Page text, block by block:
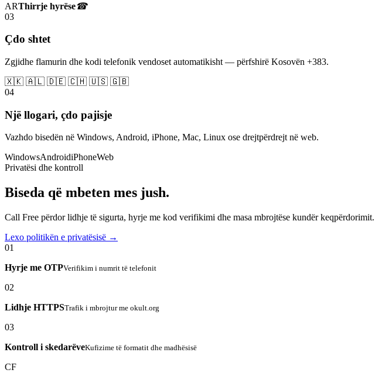
ARThirrje hyrëse☎
03
Çdo shtet
Zgjidhe flamurin dhe kodi telefonik vendoset automatikisht — përfshirë Kosovën +383.
🇽🇰 🇦🇱 🇩🇪 🇨🇭 🇺🇸 🇬🇧
04
Një llogari, çdo pajisje
Vazhdo bisedën në Windows, Android, iPhone, Mac, Linux ose drejtpërdrejt në web.
WindowsAndroidiPhoneWeb
Privatësi dhe kontroll
Biseda që mbeten mes jush.
Call Free përdor lidhje të sigurta, hyrje me kod verifikimi dhe masa mbrojtëse kundër keqpërdorimit.
Lexo politikën e privatësisë →
01
Hyrje me OTPVerifikim i numrit të telefonit
02
Lidhje HTTPSTrafik i mbrojtur me okult.org
03
Kontroll i skedarëveKufizime të formatit dhe madhësisë
CF